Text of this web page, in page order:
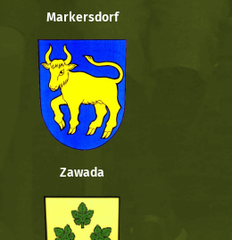
Markersdorf
Zawada